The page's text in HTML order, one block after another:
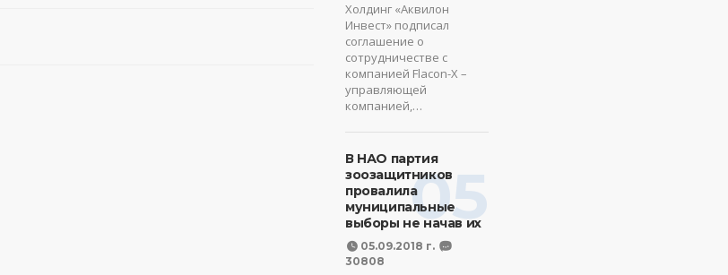
Холдинг «Аквилон
Инвест» подписал
соглашение о
сотрудничестве с
компанией Flacon-X –
управляющей
компанией,…
05
В НАО партия
зоозащитников
провалила
муниципальные
выборы не начав их
05.09.2018 г.
30808